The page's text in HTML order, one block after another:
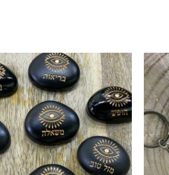
למוצר
זה
יש
מספר
סוגים.
ניתן
לבחור